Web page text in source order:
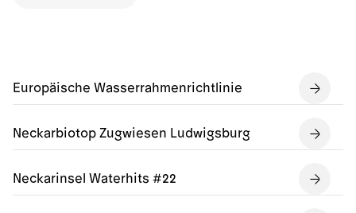
Europäische Wasserrahmenrichtlinie
Neckarbiotop Zugwiesen Ludwigsburg
Neckarinsel Waterhits #22